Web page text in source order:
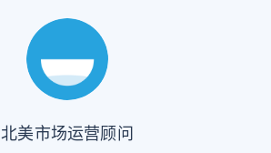
北美市场运营顾问